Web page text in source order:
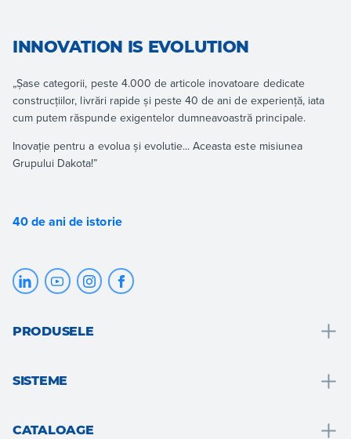
INNOVATION IS EVOLUTION
„Șase categorii, peste 4.000 de articole inovatoare dedicate
construcțiilor, livrări rapide și peste 40 de ani de experiență, iata
cum putem răspunde exigentelor dumneavoastră principale.
Inovație pentru a evolua și evolutie... Aceasta este misiunea
Grupului Dakota!”
40 de ani de istorie
PRODUSELE
SISTEME
CATALOAGE